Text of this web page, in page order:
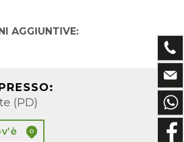
AGGIUNTIVE:
(PD)